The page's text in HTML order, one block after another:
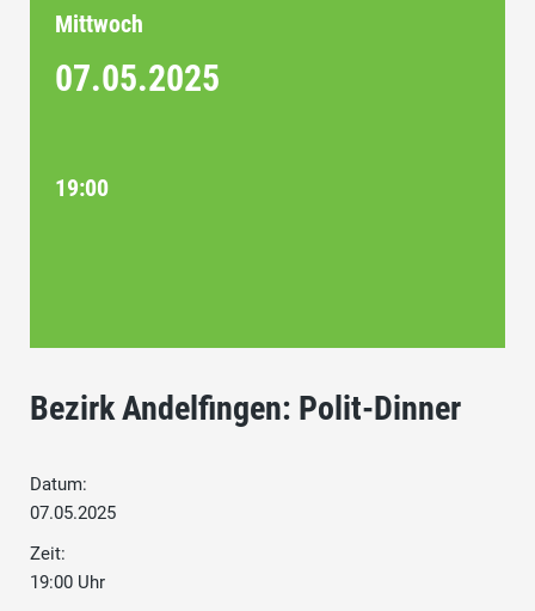
Mittwoch
07.05.2025
19:00
Bezirk Andelfingen: Polit-Dinner
Datum:
07.05.2025
Zeit:
19:00 Uhr